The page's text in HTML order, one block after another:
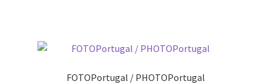
FOTOPortugal / PHOTOPortugal